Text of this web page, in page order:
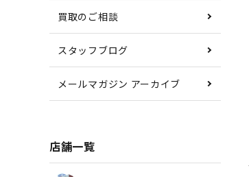
買取のご相談
スタッフブログ
メールマガジン アーカイブ
店舗一覧